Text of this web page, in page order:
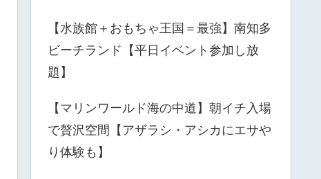
【水族館＋おもちゃ王国＝最強】南知多
ビーチランド【平日イベント参加し放
題】
【マリンワールド海の中道】朝イチ入場
で贅沢空間【アザラシ・アシカにエサや
り体験も】